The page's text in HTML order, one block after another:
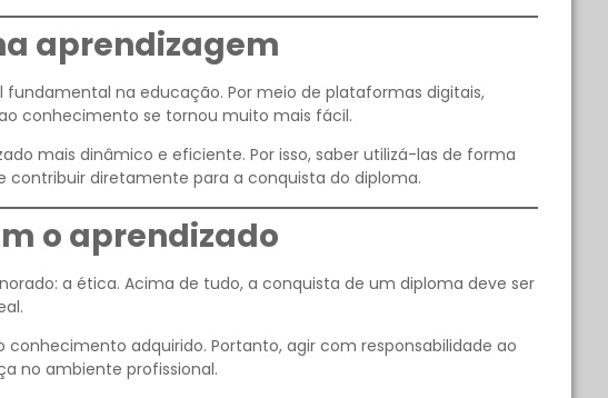
aprendizagem
na educação. Por meio de plataformas digitais,
conhecimento se tornou muito mais fácil.
mais dinâmico e eficiente. Por isso, saber utilizá-las de forma
diretamente para a conquista do diploma.
o aprendizado
a ética. Acima de tudo, a conquista de um diploma deve ser
adquirido. Portanto, agir com responsabilidade ao
no ambiente profissional.